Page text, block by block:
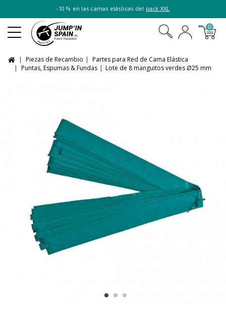
-10 % en las camas elásticas del pack XXL
0
Piezas de Recambio
Partes para Red de Cama Elástica
Puntas, Espumas & Fundas
Lote de 8 manguitos verdes Ø25 mm